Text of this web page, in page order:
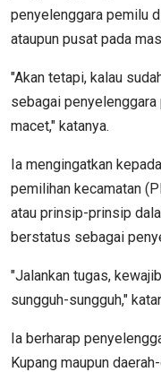
penyelenggara pemilu
ataupun pusat pada
"Akan tetapi, kalau
sebagai
macet," katanya.
Ia mengingatkan
pemilihan kecamatan
atau prinsip-prinsip
berstatus sebagai
"Jalankan tugas,
sungguh-sungguh,"
Ia berharap
Kupang maupun